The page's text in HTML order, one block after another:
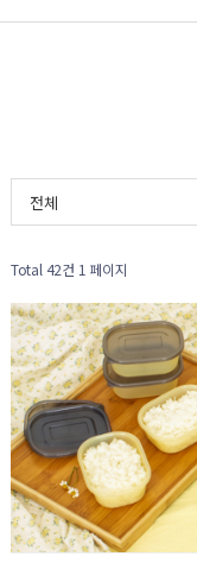
전체
Total 42건 1 페이지